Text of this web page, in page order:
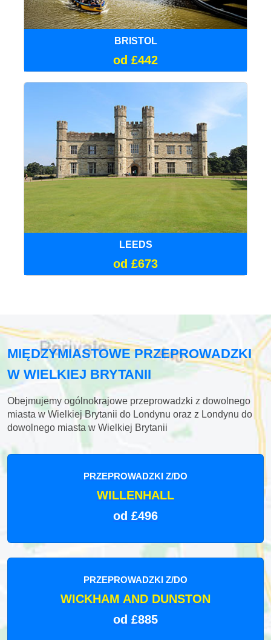
BRISTOL
od £442
LEEDS
od £673
MIĘDZYMIASTOWE PRZEPROWADZKI
W WIELKIEJ BRYTANII
Obejmujemy ogólnokrajowe przeprowadzki z dowolnego
miasta w Wielkiej Brytanii do Londynu oraz z Londynu do
dowolnego miasta w Wielkiej Brytanii
PRZEPROWADZKI Z/DO
WILLENHALL
od £496
PRZEPROWADZKI Z/DO
WICKHAM AND DUNSTON
od £885